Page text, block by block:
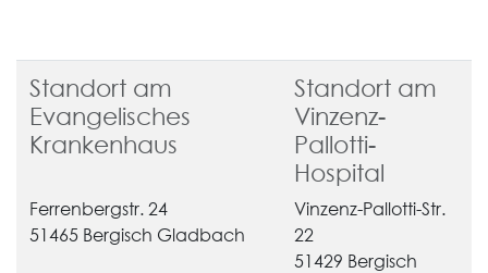
Standort am
Evangelisches
Krankenhaus
Ferrenbergstr. 24
51465 Bergisch Gladbach
Standort am
Vinzenz-
Pallotti-
Hospital
Vinzenz-Pallotti-Str.
22
51429 Bergisch